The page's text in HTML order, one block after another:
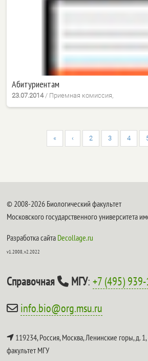
Абитуриентам
23.07.2014/ Приемная комиссия,
« ‹ 2 3 4
© 2008-2026 Биологический факультет
Московского государственного университета
Разработка сайта Decollage.ru
v1.2008, v2.2022
Справочная МГУ:+7 (495)
info.bio@org.msu.ru
119234, Россия, Москва, Ленинские горы, д. 1,
факультет МГУ